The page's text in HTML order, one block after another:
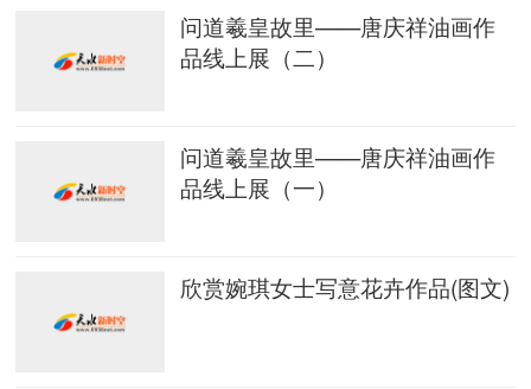
问道羲皇故里——唐庆祥油画作
品线上展（二）
问道羲皇故里——唐庆祥油画作
品线上展（一）
欣赏婉琪女士写意花卉作品(图文)